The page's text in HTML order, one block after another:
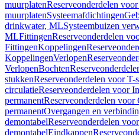
muurplatenReserveonderdelen
muurplatenSysteemafdichtingen
drinkwater, MLSysteembuizen
MLFittingenReserveonderdelen
FittingenKoppelingen
KoppelingenVerlopen
VerlopenBochten
stukkenReserveonderdelen voor T-
circulatieReserveonderdelen voor
permanentReserveonderdelen voor
permanentOvergangen en
demontabelReserveonderdelen
demontabelEindkappen